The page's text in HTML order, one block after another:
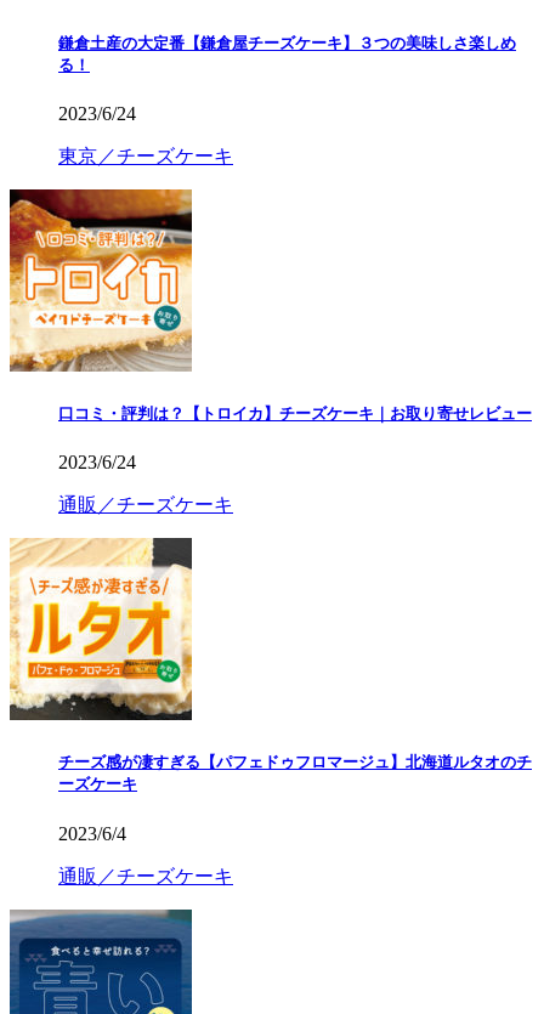
鎌倉土産の大定番【鎌倉屋チーズケーキ】３つの美味しさ楽しめ
る！
2023/6/24
東京／チーズケーキ
口コミ・評判は？【トロイカ】チーズケーキ｜お取り寄せレビュー
2023/6/24
通販／チーズケーキ
チーズ感が凄すぎる【パフェドゥフロマージュ】北海道ルタオのチ
ーズケーキ
2023/6/4
通販／チーズケーキ